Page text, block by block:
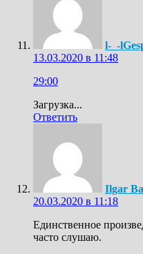
l-_-
13.03.2020 в 11:48
29:00
Загрузка...
Ответить
Ilgar
20.03.2020 в 11:18
Единственное
часто слушаю.